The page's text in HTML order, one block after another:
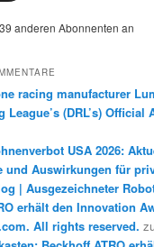
anderen Abonnenten an
racing manufacturer
League’s (DRL’s)
USA 2026:
und Auswirkungen für
| Ausgezeichneter
erhält den Innovation
All rights reserved.